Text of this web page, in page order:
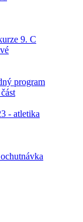
9. C
program
- atletika